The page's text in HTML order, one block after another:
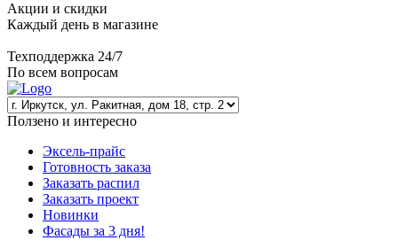
Акции и скидки
Каждый день в магазине
Техподдержка 24/7
По всем вопросам
Ползено и интересно
Эксель-прайс
Готовность заказа
Заказать распил
Заказать проект
Новинки
Фасады за 3 дня!